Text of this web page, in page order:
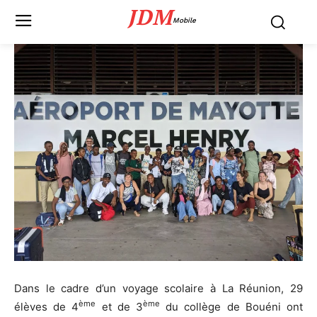
JDMMobile
Dans le cadre d’un voyage scolaire à La Réunion, 29
élèves de 4ème et de 3ème
du collège de Bouéni ont